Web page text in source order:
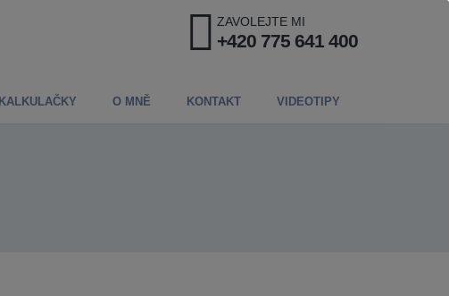
ZAVOLEJTE MI
+420 775 641 400
KALKULAČKY O MNĚ KONTAKT VIDEOTIPY